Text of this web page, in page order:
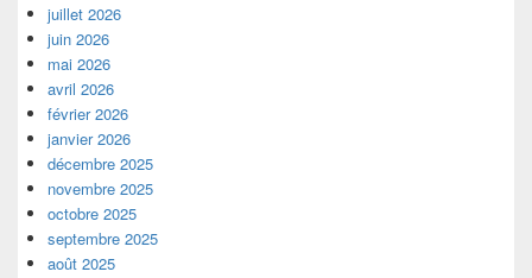
juillet 2026
juin 2026
mai 2026
avril 2026
février 2026
janvier 2026
décembre 2025
novembre 2025
octobre 2025
septembre 2025
août 2025